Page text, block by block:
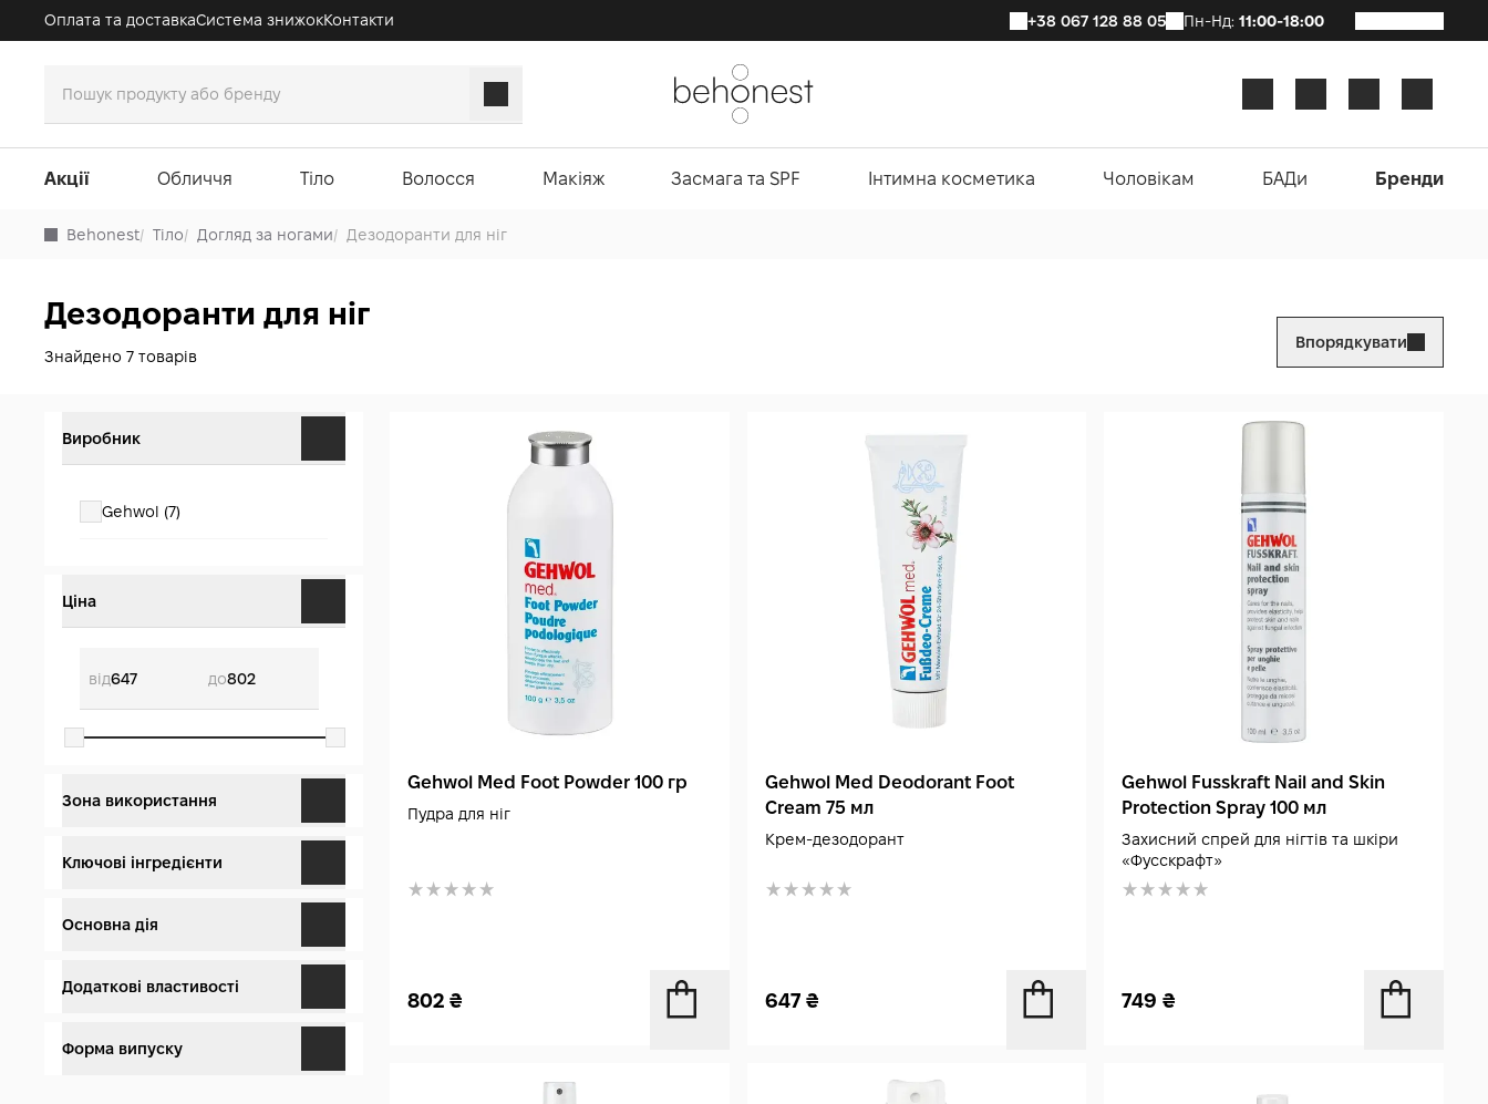
Оплата та доставкаСистема знижокКонтакти +38 067 128 88 05 Пн-Нд: 11:00-18:00
Акції Обличчя Тіло Волосся Макіяж Засмага та SPF Інтимна косметика Чоловікам БАДи Бренди
Behonest/ Тіло/ Догляд за ногами/ Дезодоранти для ніг
Дезодоранти для ніг
Знайдено 7 товарів
Впорядкувати
Виробник
Gehwol (7)
Ціна
від до
Зона використання
Ключові інгредієнти
Основна дія
Антибактеріальне (1)
Додаткові властивості
Форма випуску
Gehwol Med Foot Powder 100 гр
Пудра для ніг
802 ₴
Gehwol Med Deodorant Foot
Cream 75 мл
Крем-дезодорант
647 ₴
Gehwol Fusskraft Nail and Skin
Protection Spray 100 мл
Захисний спрей для нігтів та шкіри
«Фусскрафт»
749₴